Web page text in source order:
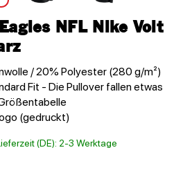
NFL Nike Volt
/ 20% Polyester (280 g/m²)
Fit - Die Pullover fallen etwas
(gedruckt)
(DE): 2-3 Werktage